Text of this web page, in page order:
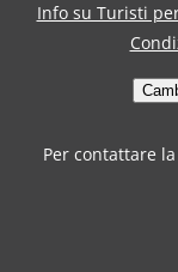
Info su Turisti
Per contattare